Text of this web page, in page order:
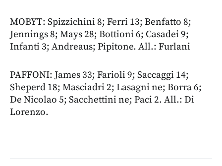
MOBYT: Spizzichini 8; Ferri 13; Benfatto 8;
Jennings 8; Mays 28; Bottioni 6; Casadei 9;
Infanti 3; Andreaus; Pipitone. All.: Furlani
PAFFONI: James 33; Farioli 9; Saccaggi 14;
Sheperd 18; Masciadri 2; Lasagni ne; Borra 6;
De Nicolao 5; Sacchettini ne; Paci 2. All.: Di
Lorenzo.